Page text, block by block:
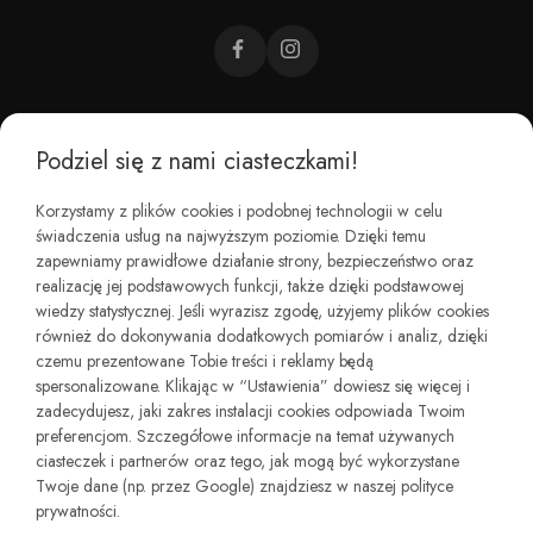
CZEMU BAREFOOT?
KIM JESTEŚMY?
REGULAMINY I ZWROTY
Podziel się z nami ciasteczkami!
Korzystamy z plików cookies i podobnej technologii w celu
świadczenia usług na najwyższym poziomie. Dzięki temu
zapewniamy prawidłowe działanie strony, bezpieczeństwo oraz
realizację jej podstawowych funkcji, także dzięki podstawowej
wiedzy statystycznej. Jeśli wyrazisz zgodę, użyjemy plików cookies
również do dokonywania dodatkowych pomiarów i analiz, dzięki
czemu prezentowane Tobie treści i reklamy będą
spersonalizowane. Klikając w “Ustawienia” dowiesz się więcej i
zadecydujesz, jaki zakres instalacji cookies odpowiada Twoim
preferencjom. Szczegółowe informacje na temat używanych
ciasteczek i partnerów oraz tego, jak mogą być wykorzystane
Twoje dane (np. przez Google) znajdziesz w naszej polityce
prywatności.